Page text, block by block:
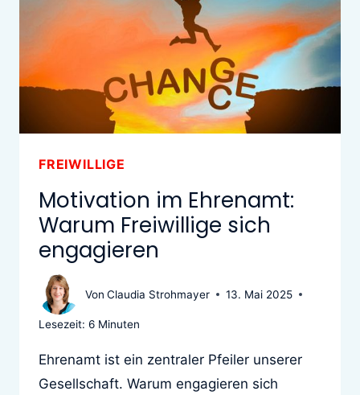
FREIWILLIGE
Motivation im Ehrenamt:
Warum Freiwillige sich
engagieren
Von Claudia Strohmayer 13. Mai 2025
Lesezeit: 6 Minuten
Ehrenamt ist ein zentraler Pfeiler unserer
Gesellschaft. Warum engagieren sich